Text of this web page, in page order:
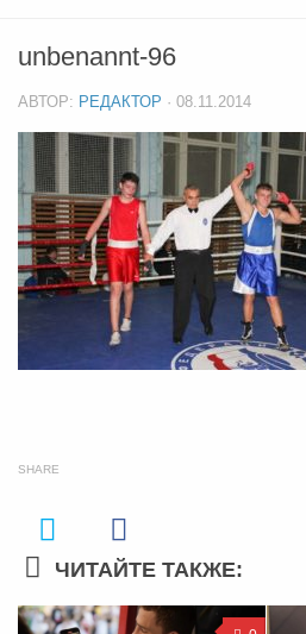
unbenannt-96
АВТОР: РЕДАКТОР · 08.11.2014
SHARE
ЧИТАЙТЕ ТАКЖЕ: